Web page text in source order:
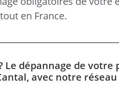
en France.
Le dépannage de
avec notre